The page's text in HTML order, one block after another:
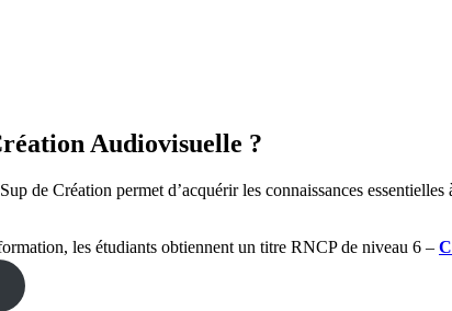
Audiovisuelle ?
de Création permet d’acquérir les connaissances
les étudiants obtiennent un titre RNCP de niveau 6 –